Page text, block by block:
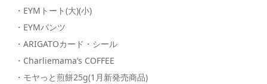
・EYMトート(大)(小)
・EYMパンツ
・ARIGATOカード・シール
・Charliemama’s COFFEE
・モヤっと煎餅25g(1月新発売商品)